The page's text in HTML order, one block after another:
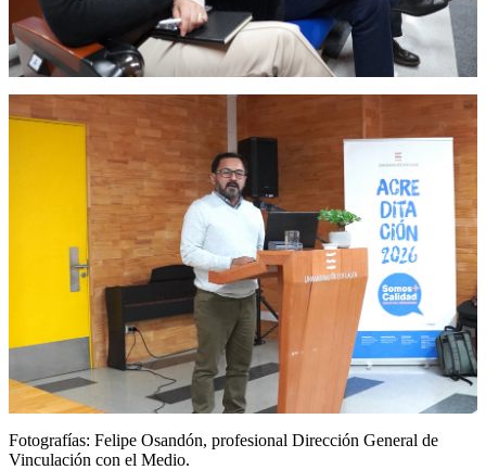
Fotografías: Felipe Osandón, profesional Dirección General de
Vinculación con el Medio.